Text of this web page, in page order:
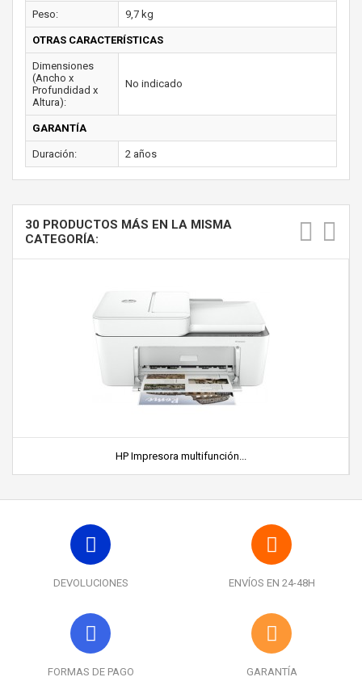
Peso: 9,7 kg
OTRAS CARACTERÍSTICAS
Dimensiones
(Ancho x
Profundidad x
Altura):
No indicado
GARANTÍA
Duración: 2 años
30 PRODUCTOS MÁS EN LA MISMA
CATEGORÍA:
HP Impresora multifunción...
DEVOLUCIONES ENVÍOS EN 24-48H
FORMAS DE PAGO GARANTÍA